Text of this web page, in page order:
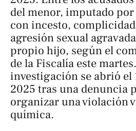
del menor, imputado
con incesto,
agresión sexual
propio hijo, según el
de la Fiscalía este
investigación se abrió el
2025 tras una denuncia
organizar una violación
química.